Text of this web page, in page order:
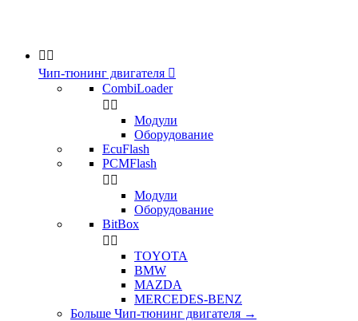
 
Чип-тюнинг двигателя 
CombiLoader
 
Модули
Оборудование
EcuFlash
PCMFlash
 
Модули
Оборудование
BitBox
 
TOYOTA
BMW
MAZDA
MERCEDES-BENZ
Больше Чип-тюнинг двигателя →